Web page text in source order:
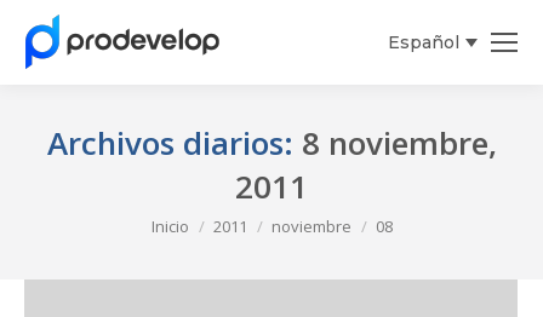
Español
Archivos diarios: 8 noviembre,
2011
Inicio 2011 noviembre 08